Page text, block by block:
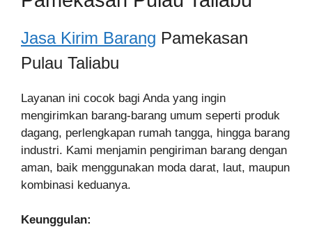
Jasa Kirim Barang Pamekasan
Pulau Taliabu
Layanan ini cocok bagi Anda yang ingin
mengirimkan barang-barang umum seperti produk
dagang, perlengkapan rumah tangga, hingga barang
industri. Kami menjamin pengiriman barang dengan
aman, baik menggunakan moda darat, laut, maupun
kombinasi keduanya.
Keunggulan: